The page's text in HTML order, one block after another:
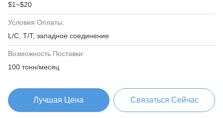
$1~$20
Условия Оплаты:
L/C, T/T, западное соединение
Возможность Поставки:
100 тонн/месяц
Лучшая Цена Связаться Сейчас